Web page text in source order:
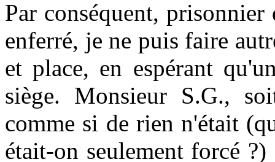
Par conséquent,
enferré, je ne puis faire
et place, en espérant
siège. Monsieur S.G.,
comme si de rien n'était
était-on seulement forcé